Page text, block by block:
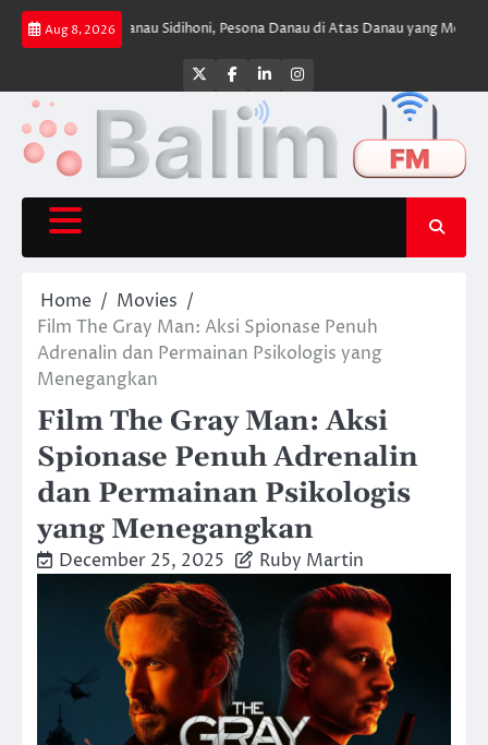
Skip
Aug 8, 2026
Danau Sidihoni, Pesona Danau di Atas Danau yang Menyimpan
Twitter
Facebook
LinkedInInstagram
Home
Movies
Film The Gray Man: Aksi Spionase Penuh
Adrenalin dan Permainan Psikologis yang
Menegangkan
Film The Gray Man: Aksi
Spionase Penuh Adrenalin
dan Permainan Psikologis
yang Menegangkan
December 25, 2025 Ruby Martin